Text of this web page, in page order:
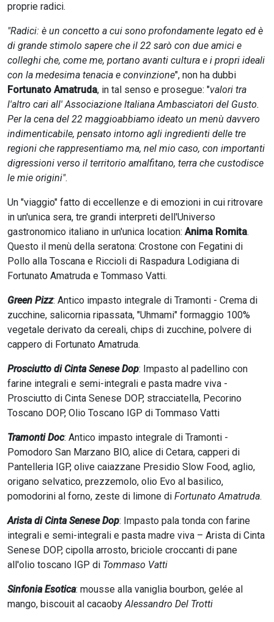
proprie radici.
"Radici: è un concetto a cui sono profondamente legato ed è
di grande stimolo sapere che il 22 sarò con due amici e
colleghi che, come me, portano avanti cultura e i propri ideali
con la medesima tenacia e convinzione", non ha dubbi
Fortunato Amatruda, in tal senso e prosegue: "valori tra
l'altro cari all' Associazione Italiana Ambasciatori del Gusto.
Per la cena del 22 maggioabbiamo ideato un menù davvero
indimenticabile, pensato intorno agli ingredienti delle tre
regioni che rappresentiamo ma, nel mio caso, con importanti
digressioni verso il territorio amalfitano, terra che custodisce
le mie origini".
Un "viaggio" fatto di eccellenze e di emozioni in cui ritrovare
in un'unica sera, tre grandi interpreti dell'Universo
gastronomico italiano in un'unica location: Anima Romita.
Questo il menù della seratona: Crostone con Fegatini di
Pollo alla Toscana e Riccioli di Raspadura Lodigiana di
Fortunato Amatruda e Tommaso Vatti.
Green Pizz: Antico impasto integrale di Tramonti - Crema di
zucchine, salicornia ripassata, "Uhmami" formaggio 100%
vegetale derivato da cereali, chips di zucchine, polvere di
cappero di Fortunato Amatruda.
Prosciutto di Cinta Senese Dop: Impasto al padellino con
farine integrali e semi-integrali e pasta madre viva -
Prosciutto di Cinta Senese DOP, stracciatella, Pecorino
Toscano DOP, Olio Toscano IGP di Tommaso Vatti
Tramonti Doc: Antico impasto integrale di Tramonti -
Pomodoro San Marzano BIO, alice di Cetara, capperi di
Pantelleria IGP, olive caiazzane Presidio Slow Food, aglio,
origano selvatico, prezzemolo, olio Evo al basilico,
pomodorini al forno, zeste di limone di Fortunato Amatruda.
Arista di Cinta Senese Dop: Impasto pala tonda con farine
integrali e semi-integrali e pasta madre viva – Arista di Cinta
Senese DOP, cipolla arrosto, briciole croccanti di pane
all'olio toscano IGP di Tommaso Vatti
Sinfonia Esotica: mousse alla vaniglia bourbon, gelée al
mango, biscouit al cacaobyAlessandro Del Trotti